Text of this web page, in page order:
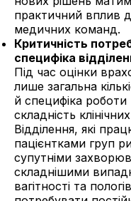
практичний вплив
медичних команд.
Критичність
специфіка
Під час оцінки
лише загальна
й специфіка роботи
складність
Відділення, які
пацієнтками груп
супутніми
складнішими
вагітності та